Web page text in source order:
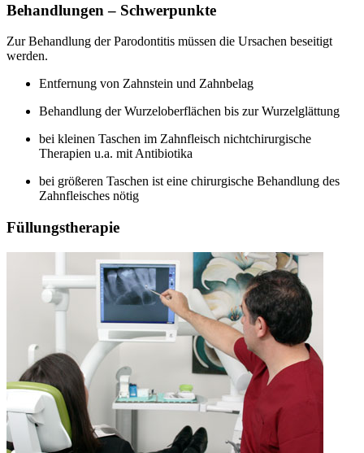
Behandlungen – Schwerpunkte
Zur Behandlung der Parodontitis müssen die Ursachen beseitigt
werden.
Entfernung von Zahnstein und Zahnbelag
Behandlung der Wurzeloberflächen bis zur Wurzelglättung
bei kleinen Taschen im Zahnfleisch nichtchirurgische
Therapien u.a. mit Antibiotika
bei größeren Taschen ist eine chirurgische Behandlung des
Zahnfleisches nötig
Füllungstherapie